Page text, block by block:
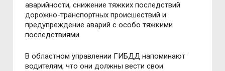
аварийности, снижение тяжких последствий
дорожно-транспортных происшествий и
предупреждение аварий с особо тяжкими
последствиями.
В областном управлении ГИБДД напоминают
водителям, что они должны вести свои